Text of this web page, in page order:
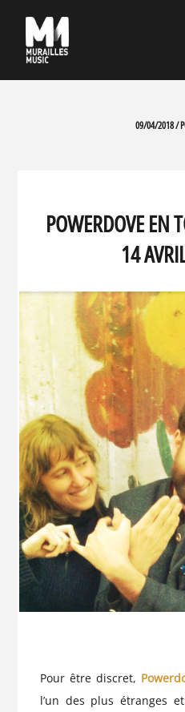
09/04/2018 /
POWERDOVE EN
14
Pour être discret,
l’un des plus étranges